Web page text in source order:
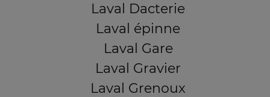
Laval Dacterie
Laval épinne
Laval Gare
Laval Gravier
Laval Grenoux